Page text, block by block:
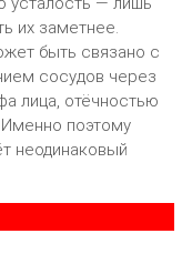
их заметнее.
быть связано с
сосудов через
лица, отёчностью
поэтому
неодинаковый